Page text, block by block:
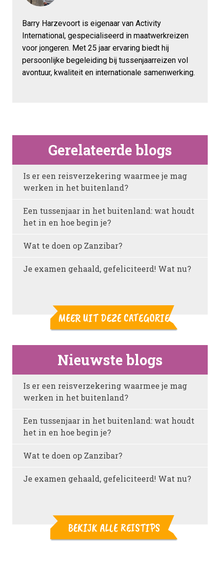
Barry Harzevoort is eigenaar van Activity
International, gespecialiseerd in maatwerkreizen
voor jongeren. Met 25 jaar ervaring biedt hij
persoonlijke begeleiding bij tussenjaarreizen vol
avontuur, kwaliteit en internationale samenwerking.
Gerelateerde blogs
Is er een reisverzekering waarmee je mag
werken in het buitenland?
Een tussenjaar in het buitenland: wat houdt
het in en hoe begin je?
Wat te doen op Zanzibar?
Je examen gehaald, gefeliciteerd! Wat nu?
MEER UIT DEZE CATEGORIE
Nieuwste blogs
Is er een reisverzekering waarmee je mag
werken in het buitenland?
Een tussenjaar in het buitenland: wat houdt
het in en hoe begin je?
Wat te doen op Zanzibar?
Je examen gehaald, gefeliciteerd! Wat nu?
BEKIJK ALLE REISTIPS